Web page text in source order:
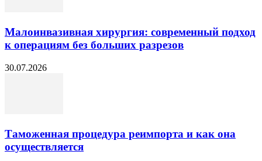
Малоинвазивная хирургия: современный подход
к операциям без больших разрезов
30.07.2026
Таможенная процедура реимпорта и как она
осуществляется